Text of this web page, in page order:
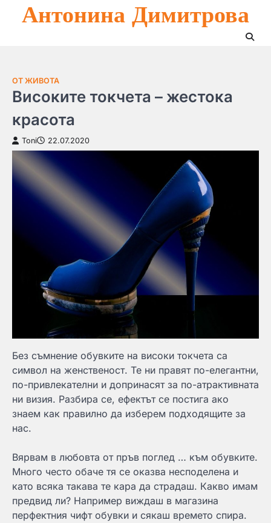
Антонина Димитрова
ОТ ЖИВОТА
Високите токчета – жестока
красота
Toni 22.07.2020
Без съмнение обувките на високи токчета са
символ на женственост. Те ни правят по-елегантни,
по-привлекателни и допринасят за по-атрактивната
ни визия. Разбира се, ефектът се постига ако
знаем как правилно да изберем подходящите за
нас.
Вярвам в любовта от пръв поглед … към обувките.
Много често обаче тя се оказва несподелена и
като всяка такава те кара да страдаш. Какво имам
предвид ли? Например виждаш в магазина
перфектния чифт обувки и сякаш времето спира.